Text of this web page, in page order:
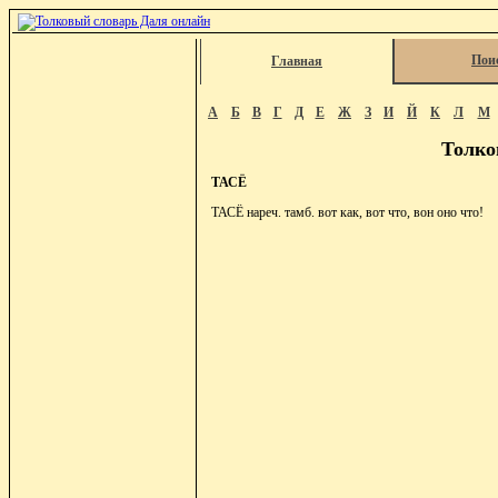
Главная
А Б В Г Д Е Ж З И Й К Л М
ТАСЁ
ТАСЁ нареч. тамб. вот как, вот что, вон оно что!